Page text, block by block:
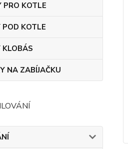
PRO KOTLE
POD KOTLE
KLOBÁS
NA ZABÍJAČKU